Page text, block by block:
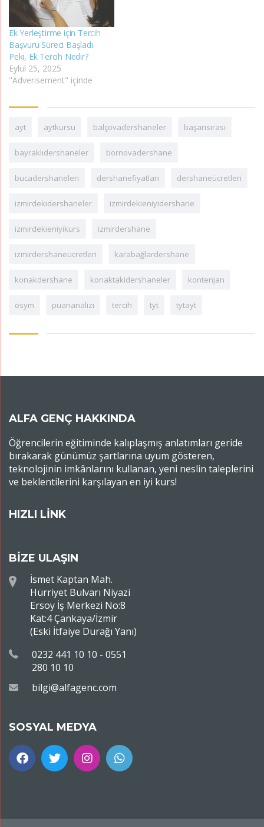
Ek Yerleştirme için Tercih
Başvuru Süreci Başladı.
Peki, Ek Tercih Nedir?
Eylül 25, 2025
"Adverisement" içinde
ayt aytkursu balçovadershaneler başarısırası
bayraklıdershaneler bornovadershane
bucadershaneleri dershanefiyatları dershaneücretleri
izmirdekidershaneler izmirdekieniyidershane
izmirdekieniyikurs izmirdershane
izmirdershaneücretleri karabağlardershane
konakdershane konaktakidershaneler kontenjan
ösym puananalizi tercih tyt tytayt
ALFA GENÇ HAKKINDA
Öğrencilerin eğitiminde kalıplaşmış anlatımları geride
bırakarak günümüz şartlarına uyum gösteren,
teknolojinin imkânlarını kullanan, yeni neslin taleplerini
ve beklentilerini karşılayan en iyi kurs!
HIZLI LİNK
BİZE ULAŞIN
İsmet Kaptan Mah.
Hürriyet Bulvarı Niyazi
Ersoy İş Merkezi No:8
Kat:4 Çankaya/İzmir
(Eski İtfaiye Durağı Yanı)
0232 441 10 10 - 0551
280 10 10
bilgi@alfagenc.com
SOSYAL MEDYA